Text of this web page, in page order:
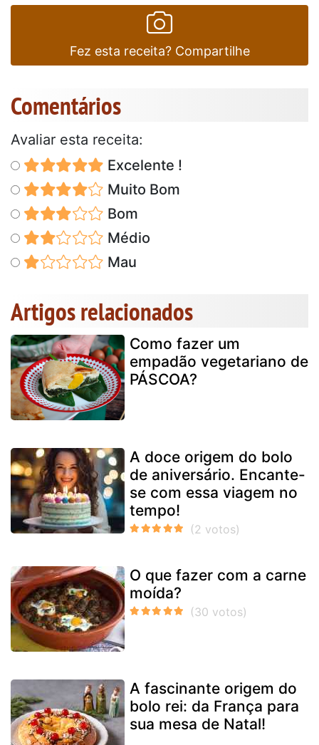
Fez esta receita? Compartilhe
Comentários
Avaliar esta receita:
Excelente !
Muito Bom
Bom
Médio
Mau
Artigos relacionados
Como fazer um
empadão vegetariano de
PÁSCOA?
A doce origem do bolo
de aniversário. Encante-
se com essa viagem no
tempo!
O que fazer com a carne
moída?
A fascinante origem do
bolo rei: da França para
sua mesa de Natal!